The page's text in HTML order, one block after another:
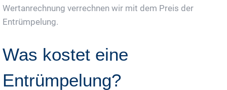
Wertanrechnung verrechnen wir mit dem Preis der
Entrümpelung.
Was kostet eine
Entrümpelung?